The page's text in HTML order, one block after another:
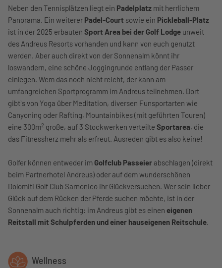
Neben den Tennisplätzen liegt ein Padelplatz mit herrlichem
Panorama. Ein weiterer Padel-Court sowie ein Pickleball-Platz
ist in der 2025 erbauten Sport Area bei der Golf Lodge unweit
des Andreus Resorts vorhanden und kann von euch genutzt
werden. Aber auch direkt von der Sonnenalm könnt ihr
loswandern, eine schöne Joggingrunde entlang der Passer
einlegen. Wem das noch nicht reicht, der kann am
umfangreichen Sportprogramm im Andreus teilnehmen. Dort
gibt`s von Yoga über Meditation, diversen Funsportarten wie
Canyoning oder Rafting, Mountainbikes (mit geführten Touren)
eine 300m2 große, auf 3 Stockwerken verteilte Sportarea, die
das Fitnessherz mehr als erfreut. Ausreden gibt es also keine!
Golfer können entweder im Golfclub Passeier abschlagen (direkt
beim Partnerhotel Andreus) oder auf dem wunderschönen
Dolomiti Golf Club Sarnonico ihr Glückversuchen. Wer sein lieber
Glück auf dem Rücken der Pferde suchen möchte, ist in der
Sonnenalm auch richtig: im Andreus gibt es einen eigenen
Reitstall mit Schulpferden und einer hauseigenen Reitschule.
Wellness